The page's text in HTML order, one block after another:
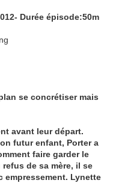
Durée épisode:50m
se concrétiser mais
avant leur départ.
futur enfant, Porter a
faire garder le
de sa mère, il se
empressement. Lynette